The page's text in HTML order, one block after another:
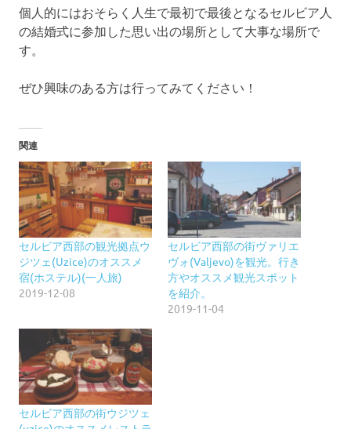
個人的にはおそらく人生で最初で最後となるセルビア人
の結婚式に参加した思い出の場所として大事な場所で
す。
ぜひ興味のある方は行ってみてください！
関連
セルビア西部の観光拠点ウ
ジツェ(Uzice)のオススメ
宿(ホステル)(一人旅)
2019-12-08
セルビア西部の街ヴァリエ
ヴォ(Valjevo)を観光。行き
方やオススメ観光スポット
を紹介。
2019-11-04
セルビア西部の街ウジツェ